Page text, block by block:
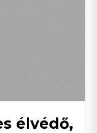
élvédő,